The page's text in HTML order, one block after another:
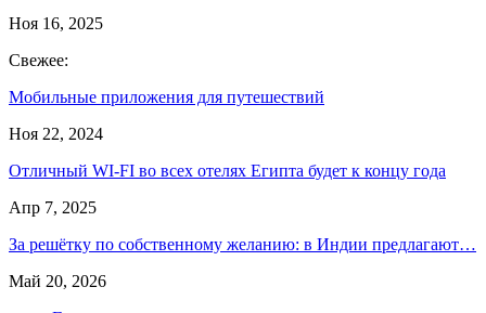
Ноя 16, 2025
Свежее:
Мобильные приложения для путешествий
Ноя 22, 2024
Отличный WI-FI во всех отелях Египта будет к концу года
Апр 7, 2025
За решётку по собственному желанию: в Индии предлагают…
Май 20, 2026